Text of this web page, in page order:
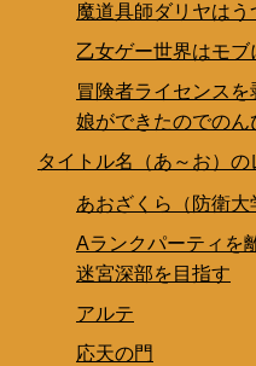
魔道具師ダリヤはう
乙女ゲー世界はモブ
冒険者ライセンス
娘ができたのでのん
タイトル名（あ～お）の
あおざくら（防衛大
Aランクパーティを
迷宮深部を目指す
アルテ
応天の門